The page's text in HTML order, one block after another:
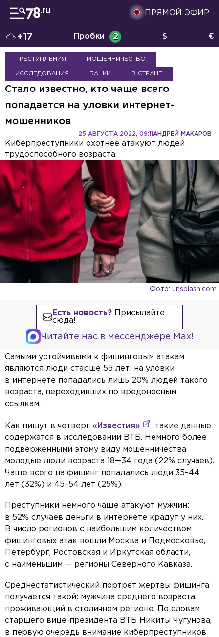
ПРЯМОЙ ЭФИР
+17 Пробки 2 $ €
ПРЕСТУПЛЕНИЯ МОШЕННИЧЕСТВО
ИССЛЕДОВАНИЯ БАНКИ В СТРАНЕ
Стало известно, кто чаще всего
попадается на уловки интернет-
мошенников
АНДРЕЙ МАКАРОВ
25 АВГУСТА 2022, 09:11
Киберпреступники охотнее атакуют людей
трудоспособного возраста.
Фото: unsplash.com
Есть новость?Присылайте
сюда!
Читайте нас в мессенджере Max!
Самыми устойчивыми к фишинговым атакам
являются люди старше 55 лет: на уловки
в интернете попадались лишь 20% людей такого
возраста, переходивших по вредоносным
ссылкам.
Как пишут в четверг «Известия»
, такие данные
содержатся в исследовании ВТБ. Немного более
подверженными этому виду мошенничества
молодые люди возраста 18—34 года (22% случаев).
Чаще всего на фишинг попадались люди 35–44
лет (32%) и 45–54 лет (25%).
Преступники немного чаще атакуют мужчин:
в 52% случаев деньги в интернете крадут у них.
В число регионов с наибольшим количеством
фишинговых атак вошли Москва и Подмосковье,
Петербург, Ростовская и Иркутская области,
с наименьшим — регионы Северного Кавказа.
Среднестатистический портрет жертвы фишинга
получается такой: мужчина среднего возраста,
проживающий в столичном регионе. По словам
старшего вице-президента ВТБ Никиты Чугунова,
в первую очередь внимание киберпреступников